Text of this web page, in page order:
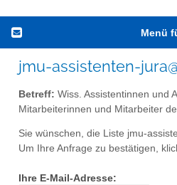
Menü
jmu-assistenten-
Betreff: Wiss. Assistentinnen und
Mitarbeiterinnen und Mitarbeiter
Sie wünschen, die Liste jmu-
Um Ihre Anfrage zu bestätigen,
Ihre E-Mail-Adresse: